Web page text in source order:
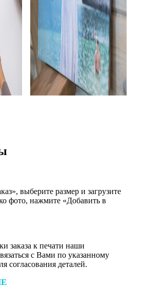
выберите размер и загрузите
фото, нажмите «Добавить в
заказа к печати наши
с Вами по указанному
согласования деталей.